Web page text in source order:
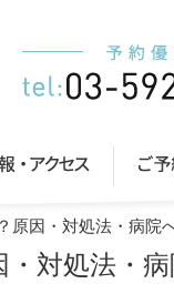
原因・対処法・病院
対処法・病